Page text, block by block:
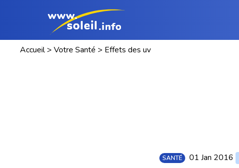
Accueil > Votre Santé > Effets des uv
SANTÉ 01 Jan 2016